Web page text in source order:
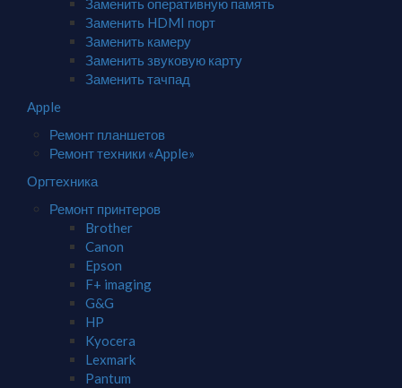
Заменить оперативную память
Заменить HDMI порт
Заменить камеру
Заменить звуковую карту
Заменить тачпад
Apple
Ремонт планшетов
Ремонт техники «Apple»
Оргтехника
Ремонт принтеров
Brother
Canon
Epson
F+ imaging
G&G
HP
Kyocera
Lexmark
Pantum